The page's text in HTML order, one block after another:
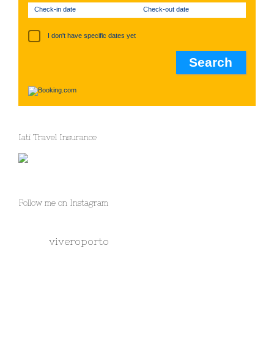
Check-in date Check-out date
I don't have specific dates yet
Iati Travel Insurance
Follow me on Instagram
viveroporto